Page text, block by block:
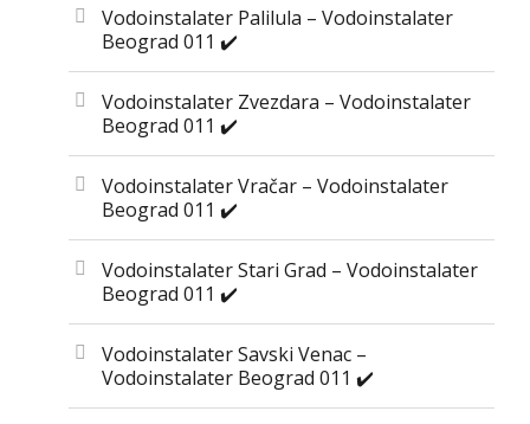
Vodoinstalater Palilula – Vodoinstalater
Beograd 011 ✔️
Vodoinstalater Zvezdara – Vodoinstalater
Beograd 011 ✔️
Vodoinstalater Vračar – Vodoinstalater
Beograd 011 ✔️
Vodoinstalater Stari Grad – Vodoinstalater
Beograd 011 ✔️
Vodoinstalater Savski Venac –
Vodoinstalater Beograd 011 ✔️